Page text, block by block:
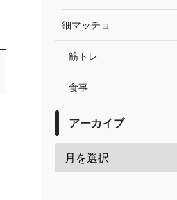
細マッチョ
筋トレ
食事
アーカイブ